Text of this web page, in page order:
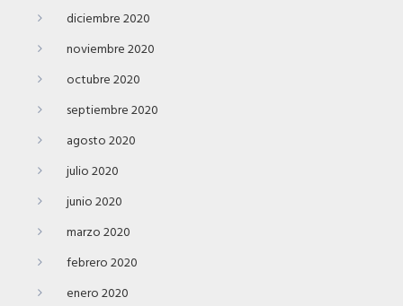
diciembre 2020
noviembre 2020
octubre 2020
septiembre 2020
agosto 2020
julio 2020
junio 2020
marzo 2020
febrero 2020
enero 2020